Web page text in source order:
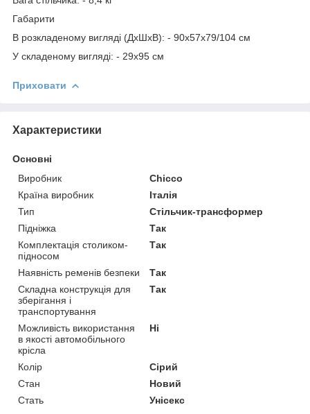
Габарити
В розкладеному вигляді (ДхШхВ): - 90х57х79/104 см
У складеному вигляді: - 29х95 см
Приховати
Характеристики
Основні
Виробник
Chicco
Країна виробник
Італія
Тип
Стільчик-трансформер
Підніжка
Так
Комплектація столиком-
підносом
Так
Наявність ременів безпеки
Так
Складна конструкція для
зберігання і
транспортування
Так
Можливість використання
в якості автомобільного
крісла
Ні
Колір
Сірий
Стан
Новий
Стать
Унісекс